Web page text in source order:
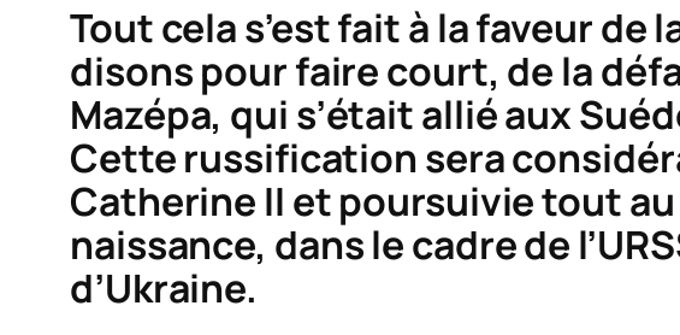
Tout cela s’est fait à la faveur
disons pour faire court, de la
Mazépa, qui s’était allié aux
Cette russification sera
Catherine II et poursuivie tout au
naissance, dans le cadre de
d’Ukraine.